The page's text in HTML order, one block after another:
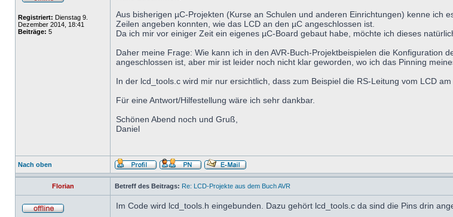
Registriert: Dienstag 9.
Dezember 2014, 18:41
Beiträge: 5
Aus bisherigen µC-Projekten (Kurse an Schulen und anderen Einrichtungen) kenne
Zeilen angeben konnten, wie das LCD an den µC angeschlossen ist.
Da ich mir vor einiger Zeit ein eigenes µC-Board gebaut habe, möchte ich dieses
Daher meine Frage: Wie kann ich in den AVR-Buch-Projektbeispielen die Konfiguration
angeschlossen ist, aber mir ist leider noch nicht klar geworden, wo ich das Pinning
In der lcd_tools.c wird mir nur ersichtlich, dass zum Beispiel die RS-Leitung vom LCD
Für eine Antwort/Hilfestellung wäre ich sehr dankbar.
Schönen Abend noch und Gruß,
Daniel
Nach oben
Florian Betreff des Beitrags: Re: LCD-Projekte aus dem Buch AVR
Im Code wird lcd_tools.h eingebunden. Dazu gehört lcd_tools.c da sind die Pins drin